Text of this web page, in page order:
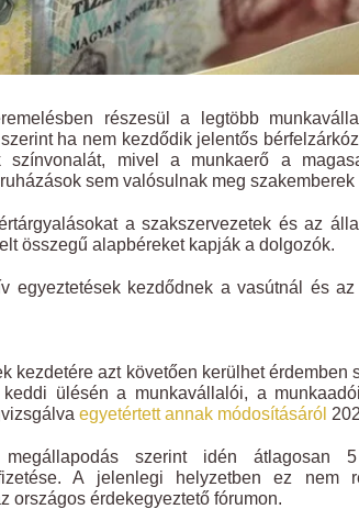
részesül a legtöbb
ha nem kezdődik jelentős
színvonalát, mivel a munkaerő a
sem valósulnak meg szakemberek
a szakszervezetek és az
összegű alapbéreket kapják a dolgozók.
egyeztetések kezdődnek a vasútnál és
kezdetére azt követően kerülhet
keddi ülésén a munkavállalói, a
egyetértett annak módosításáról
szerint idén átlagosan
A jelenlegi helyzetben ez nem
országos érdekegyeztető fórumon.